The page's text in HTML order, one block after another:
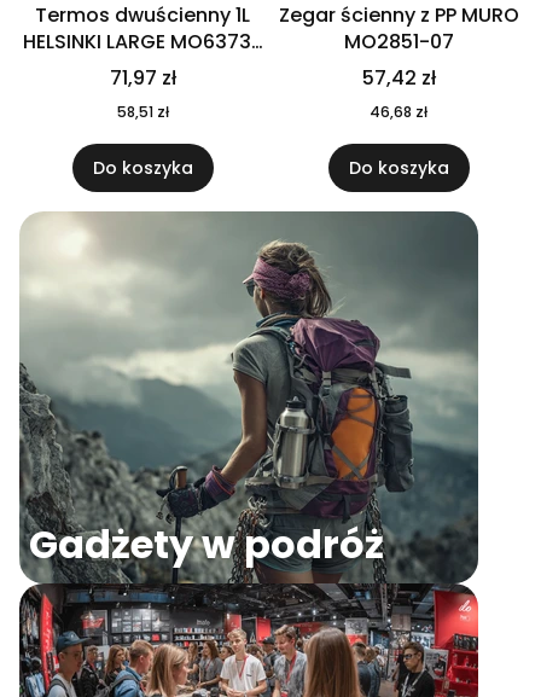
Termos dwuścienny 1L
HELSINKI LARGE MO6373-
04
71,97 zł
58,51 zł
Do koszyka
Zegar ścienny z PP MURO
MO2851-07
57,42 zł
46,68 zł
Do koszyka
Gadżety w podróż